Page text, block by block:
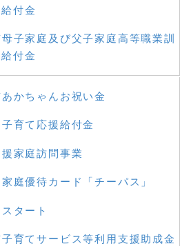
付金
子家庭及び父子家庭高等職業訓
付金
かちゃんお祝い金
育て応援給付金
家庭訪問事業
庭優待カード「チーパス」
タート
育てサービス等利用支援助成金